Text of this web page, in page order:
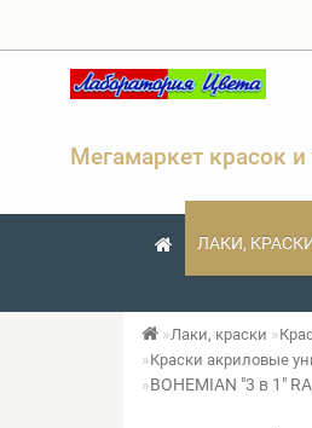
Мегамаркет красок и
ЛАКИ,
Лаки, краски
Краски акриловые
BOHEMIAN "3 в 1"